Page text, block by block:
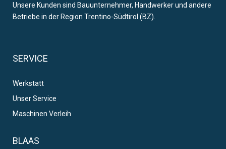
Unsere Kunden sind Bauunternehmer, Handwerker und andere
Betriebe in der Region Trentino-Südtirol (BZ).
SERVICE
Werkstatt
Unser Service
Maschinen Verleih
BLAAS